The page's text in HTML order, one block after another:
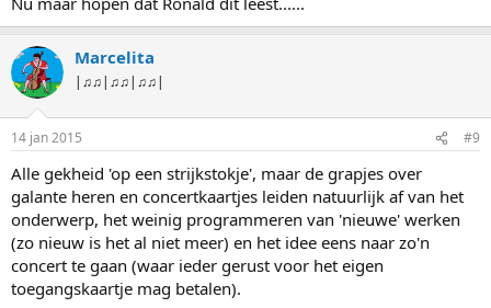
Marcelita
|♫♫|♫♫|♫♫|
14 jan 2015 #9
Alle gekheid 'op een strijkstokje', maar de grapjes over
galante heren en concertkaartjes leiden natuurlijk af van het
onderwerp, het weinig programmeren van 'nieuwe' werken
(zo nieuw is het al niet meer) en het idee eens naar zo'n
concert te gaan (waar ieder gerust voor het eigen
toegangskaartje mag betalen).